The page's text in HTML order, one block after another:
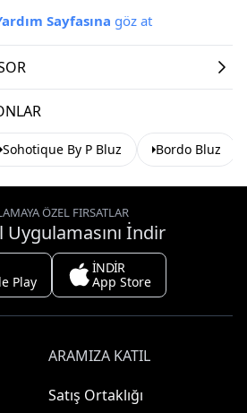
Sayfasına göz at
Sohotique By P Bluz Bordo Bluz
ÖZEL FIRSATLAR
Uygulamasını İndir
Play
İNDİR
App Store
ARAMIZA KATIL
Satış Ortaklığı